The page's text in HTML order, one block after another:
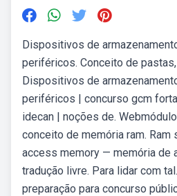
Dispositivos de
periféricos. Conceito de
Dispositivos de
periféricos | concurso gcm
idecan | noções de.
conceito de memória ram. Ram
access memory — memória de
tradução livre. Para lidar com
preparação para concurso